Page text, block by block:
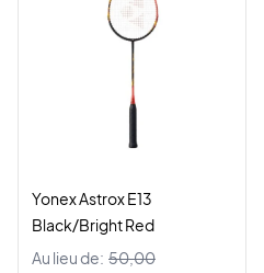
Yonex Astrox E13
Black/Bright Red
Au lieu de: 50,00